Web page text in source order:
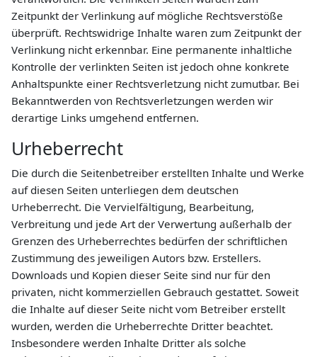
Zeitpunkt der Verlinkung auf mögliche Rechtsverstöße
überprüft. Rechtswidrige Inhalte waren zum Zeitpunkt der
Verlinkung nicht erkennbar. Eine permanente inhaltliche
Kontrolle der verlinkten Seiten ist jedoch ohne konkrete
Anhaltspunkte einer Rechtsverletzung nicht zumutbar. Bei
Bekanntwerden von Rechtsverletzungen werden wir
derartige Links umgehend entfernen.
Urheberrecht
Die durch die Seitenbetreiber erstellten Inhalte und Werke
auf diesen Seiten unterliegen dem deutschen
Urheberrecht. Die Vervielfältigung, Bearbeitung,
Verbreitung und jede Art der Verwertung außerhalb der
Grenzen des Urheberrechtes bedürfen der schriftlichen
Zustimmung des jeweiligen Autors bzw. Erstellers.
Downloads und Kopien dieser Seite sind nur für den
privaten, nicht kommerziellen Gebrauch gestattet. Soweit
die Inhalte auf dieser Seite nicht vom Betreiber erstellt
wurden, werden die Urheberrechte Dritter beachtet.
Insbesondere werden Inhalte Dritter als solche